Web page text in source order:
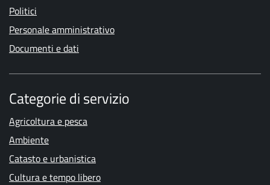
Politici
Personale amministrativo
Documenti e dati
Categorie di servizio
Agricoltura e pesca
Ambiente
Catasto e urbanistica
Cultura e tempo libero